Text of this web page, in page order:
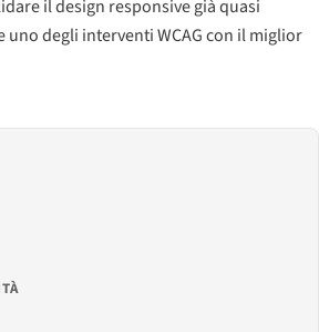
il design responsive già quasi
degli interventi WCAG con il miglior